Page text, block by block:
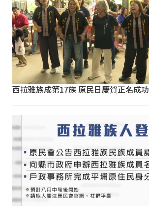
西拉雅族成第17族 原民日慶賀正名成功